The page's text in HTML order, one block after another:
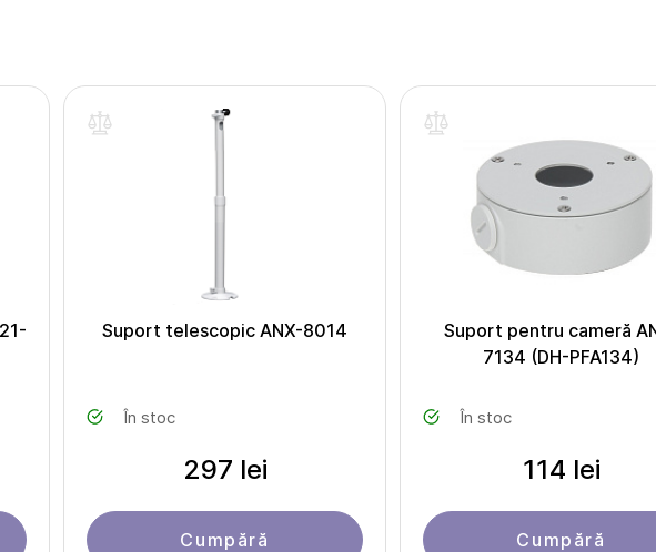
Suport telescopic ANX-8014
În stoc
297 lei
Cumpără
Suport pentru cameră
7134 (DH-PFA134)
În stoc
114 lei
Cumpără